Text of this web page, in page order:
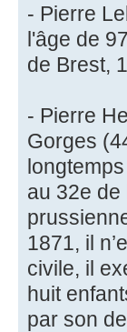
- Pierre
l'âge de
de Brest,
- Pierre
Gorges
au 32e
1871, il
civile, il
huit
par son